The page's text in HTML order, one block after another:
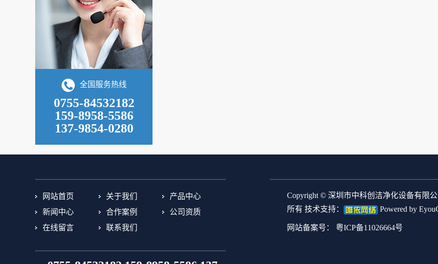
全国服务热线
0755-84532182
159-8958-5586
137-9854-0280
网站首页 关于我们
产品中心
新闻中心
合作案例
公司资质
在线留言
联系我们
Copyright © 深圳市中科创洁净化设备有限
所有 技术支持：
Powered by
网站备案号： 粤ICP备11026664号